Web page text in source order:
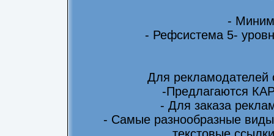
-
- Рефсистема 5-
Для
-Предлагаются
- Для заказа
- Самые разнообразные